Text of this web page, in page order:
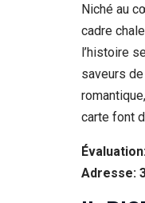
Niché au
cadre
l’histoire
saveurs
carte font
Adresse: